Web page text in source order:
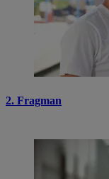
2. Fragman